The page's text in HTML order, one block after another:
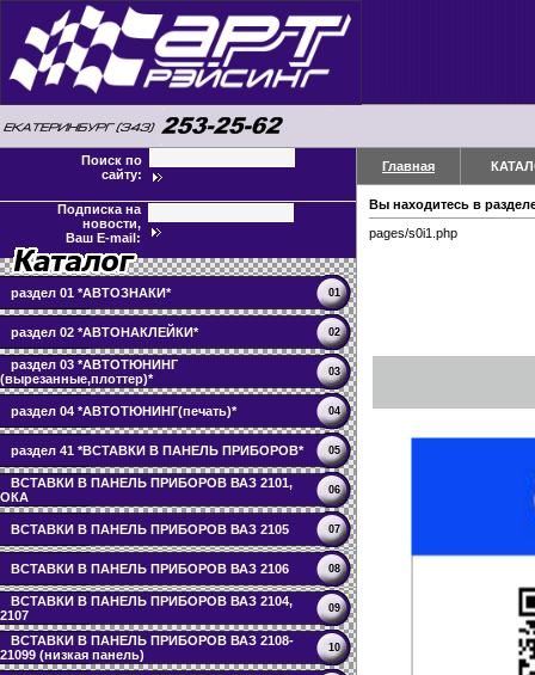
Поиск по
сайту:
Подписка на
новости,
Ваш E-mail:
раздел 01 *АВТОЗНАКИ* 01
раздел 02 *АВТОНАКЛЕЙКИ* 02
раздел 03 *АВТОТЮНИНГ
(вырезанные,плоттер)*
03
раздел 04 *АВТОТЮНИНГ(печать)* 04
раздел 41 *ВСТАВКИ В ПАНЕЛЬ ПРИБОРОВ* 05
ВСТАВКИ В ПАНЕЛЬ ПРИБОРОВ ВАЗ 2101,
ОКА
06
ВСТАВКИ В ПАНЕЛЬ ПРИБОРОВ ВАЗ 2105 07
ВСТАВКИ В ПАНЕЛЬ ПРИБОРОВ ВАЗ 2106 08
ВСТАВКИ В ПАНЕЛЬ ПРИБОРОВ ВАЗ 2104,
2107
09
ВСТАВКИ В ПАНЕЛЬ ПРИБОРОВ ВАЗ 2108-
21099 (низкая панель)
10
Главная
Вы находитесь в
pages/s0i1.php